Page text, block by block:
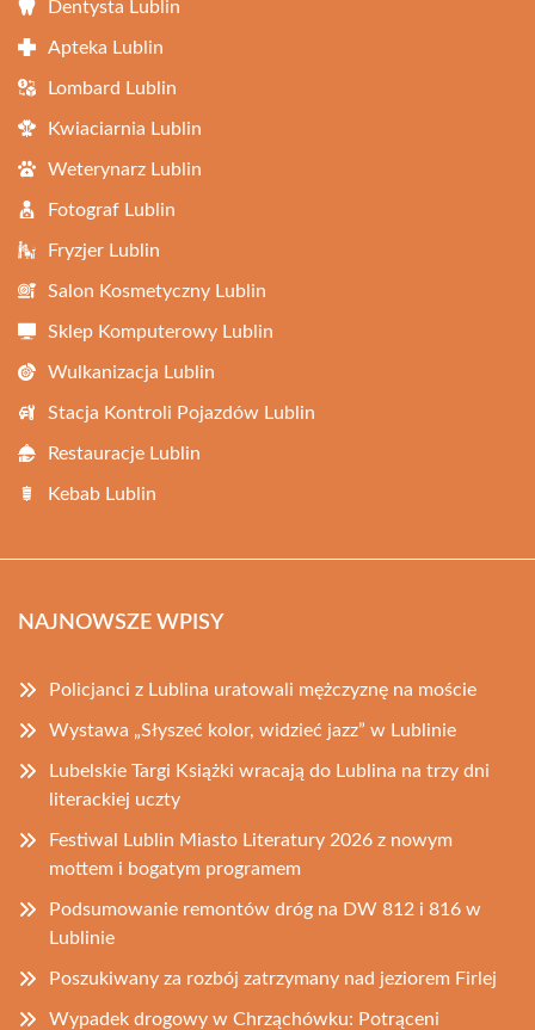
Dentysta Lublin
Apteka Lublin
Lombard Lublin
Kwiaciarnia Lublin
Weterynarz Lublin
Fotograf Lublin
Fryzjer Lublin
Salon Kosmetyczny Lublin
Sklep Komputerowy Lublin
Wulkanizacja Lublin
Stacja Kontroli Pojazdów Lublin
Restauracje Lublin
Kebab Lublin
NAJNOWSZE WPISY
Policjanci z Lublina uratowali mężczyznę na moście
Wystawa „Słyszeć kolor, widzieć jazz” w Lublinie
Lubelskie Targi Książki wracają do Lublina na trzy dni
literackiej uczty
Festiwal Lublin Miasto Literatury 2026 z nowym
mottem i bogatym programem
Podsumowanie remontów dróg na DW 812 i 816 w
Lublinie
Poszukiwany za rozbój zatrzymany nad jeziorem Firlej
Wypadek drogowy w Chrząchówku: Potrąceni